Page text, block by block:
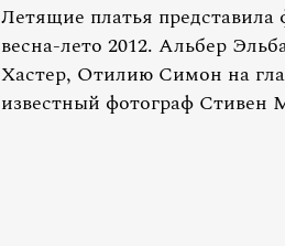
Летящие платья
весна-лето 2012. Альбер
Хастер, Отилию Симон на
известный фотограф Стивен